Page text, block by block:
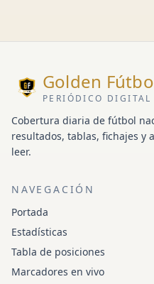
Golden
PERIÓDICO DIGITAL
Cobertura diaria de fútbol
resultados, tablas, fichajes y
leer.
NAVEGACIÓN
Portada
Estadísticas
Tabla de posiciones
Marcadores en vivo